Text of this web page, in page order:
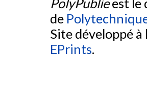
de
Site développé
EPrints.